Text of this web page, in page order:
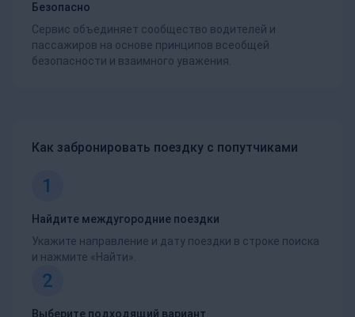
Безопасно
Сервис объединяет сообщество водителей и
пассажиров на основе принципов всеобщей
безопасности и взаимного уважения.
Как забронировать поездку с попутчиками
1
Найдите междугородние поездки
Укажите направление и дату поездки в строке поиска
и нажмите «Найти».
2
Выберите подходящий вариант